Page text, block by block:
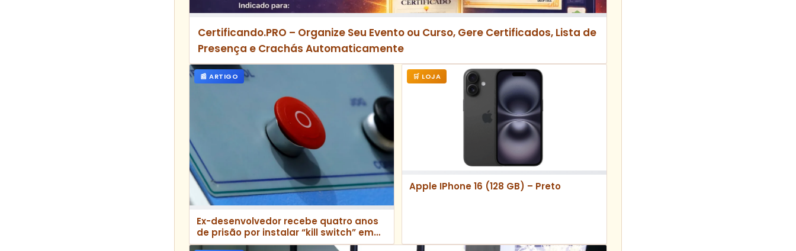
Certificando.PRO – Organize Seu Evento ou Curso, Gere Certificados, Lista de
Presença e Crachás Automaticamente
📰 ARTIGO
Ex-desenvolvedor recebe quatro anos
de prisão por instalar “kill switch” em
rede corporativa
🛒 LOJA
Apple IPhone 16 (128 GB) – Preto